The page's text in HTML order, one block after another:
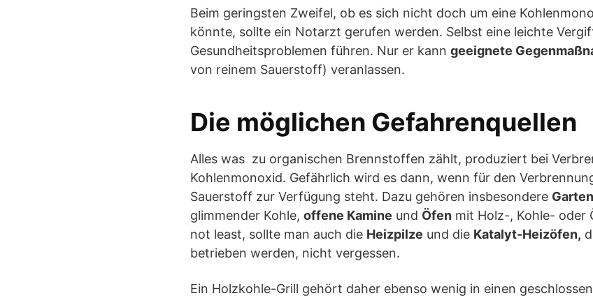
Beim geringsten Zweifel, ob es sich nicht doch um eine
könnte, sollte ein Notarzt gerufen werden. Selbst eine leichte
Gesundheitsproblemen führen. Nur er kann geeignete
von reinem Sauerstoff) veranlassen.
Die möglichen Gefahrenquellen
Alles was zu organischen Brennstoffen zählt, produziert bei
Kohlenmonoxid. Gefährlich wird es dann, wenn für den
Sauerstoff zur Verfügung steht. Dazu gehören insbesondere
glimmender Kohle, offene Kamine und Öfen mit Holz-, Kohle- oder
not least, sollte man auch die Heizpilze und die Katalyt-Heizöfen,
betrieben werden, nicht vergessen.
Ein Holzkohle-Grill gehört daher ebenso wenig in einen